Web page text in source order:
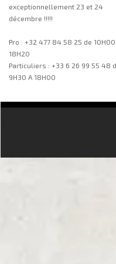
exceptionnellement 23 et 24
décembre !!!!!
Pro : +32 477 84 58 25 de 10H00
18H20
Particuliers : +33 6 26 99 55 48
9H30 A 18H00